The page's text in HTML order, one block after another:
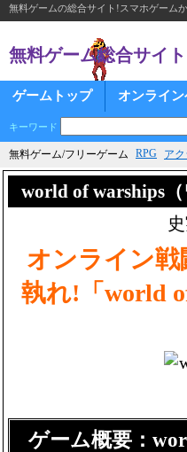
無料ゲームの総合サイト!スマホゲーム
無料ゲーム総合サイト
ゲームトップ オンライン
キーワード
無料ゲーム/フリーゲーム RPG ア
world of warships
オンライン
執れ!「world
ゲーム概要：